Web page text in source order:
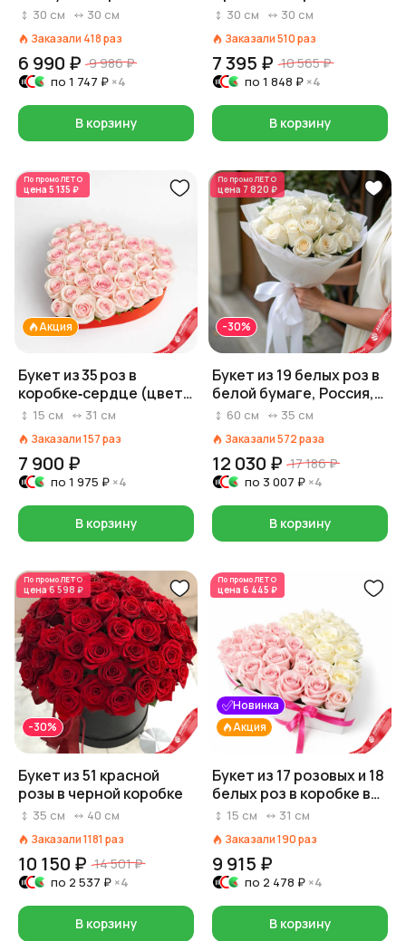
30 см 30 см
Заказали 418раз
6 990 ₽ 9 986 ₽
по 1 747 ₽ ×4
В корзину
30 см 30 см
Заказали510раз
7 395 ₽ 10 565 ₽
по 1 848 ₽ ×4
В корзину
По промоЛЕТО
цена 5 135 ₽
Акция
Букет из 35 роз в
коробке‑сердце (цвет
роз и коробки на выбор:
белый)
15 см 31 см
Заказали157раз
7 900 ₽
по 1 975 ₽ ×4
В корзину
По промоЛЕТО
цена 7 820 ₽
-30%
Букет из 19 белых роз в
белой бумаге, Россия,
60 см
60 см 35 см
Заказали572раза
12 030 ₽ 17 186 ₽
по 3 007 ₽ ×4
В корзину
По промоЛЕТО
цена6 598 ₽
-30%
Букет из 51 красной
розы в черной коробке
35 см 40 см
Заказали1181 раз
10 150 ₽ 14 501 ₽
по 2 537 ₽ ×4
В корзину
По промоЛЕТО
цена 6 445 ₽
Акция
Новинка
Букет из 17 розовых и 18
белых роз в коробке в
форме сердца
15 см 31 см
Заказали190раз
9 915 ₽
по 2 478 ₽ ×4
В корзину